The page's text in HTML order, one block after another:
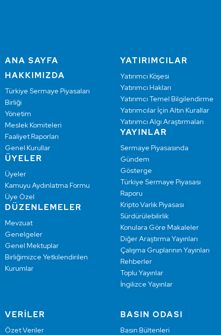
ANA SAYFA
HAKKIMIZDA
Türkiye Sermaye Piyasaları
Birliği
Yönetim
Meslek Komiteleri
Faaliyet Raporları
Genel Kurullar
ÜYELER
Üyeler
Kamuyu Aydınlatma Formu
Üye Özel
DÜZENLEMELER
Mevzuat
Genelgeler
Genel Mektuplar
Birliğimizce Yetkilendirilen
Kurumlar
YATIRIMCILAR
Yatırımcı Köşesi
Yatırımcı Hakları
Yatırımcı Temel Bilgilendirme
Yatırımcılar İçin Altın Kurallar
Yatırımcı Algı Araştırmaları
YAYINLAR
Sermaye Piyasasında
Gündem
Gösterge
Türkiye Sermaye Piyasası
Raporu
Kripto Varlık Piyasası
Sürdürülebilirlik
Konulara Göre Makaleler
Diğer Araştırma Yayınları
Çalışma Gruplarının Yayınları
Rehberler
Toplu Yayınlar
İngilizce Yayınlar
VERİLER
Özet Veriler
BASIN ODASI
Basın Bültenleri